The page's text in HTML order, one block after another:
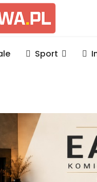
powiat
Sport